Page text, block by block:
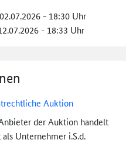
- 18:30 Uhr
- 18:33 Uhr
Auktion
der Auktion handelt
Unternehmer i.S.d.